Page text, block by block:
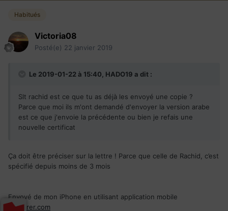
Habitués
Victoria08
Posté(e) 22 janvier 2019
Le 2019-01-22 à 15:40, HADO19 a dit :
Slt rachid est ce que tu as déjà les envoyé une copie ?
Parce que moi ils m'ont demandé d'envoyer la version arabe
est ce que j'envoie la précédente ou bien je refais une
nouvelle certificat
Ça doit être préciser sur la lettre ! Parce que celle de Rachid, c’est
spécifié depuis moins de 3 mois
Envoyé de mon iPhone en utilisant application mobile
Immigrer.com